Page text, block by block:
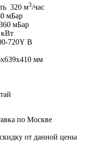
320 м3/час
мБар
мБар
720Y В
мм
по Москве
от данной цены